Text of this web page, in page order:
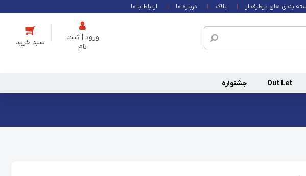
بندی های پرطرفدار بلاگ درباره ما ارتباط با ما
ورود | ثبت
نام
Out Let جشنواره